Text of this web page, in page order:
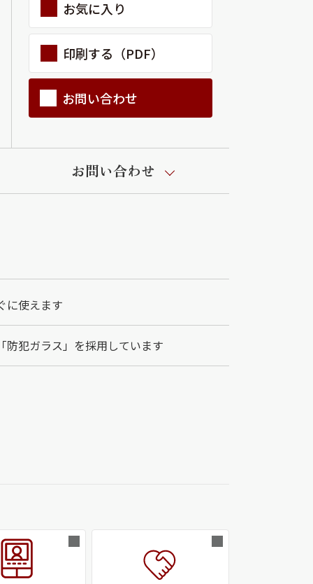
お気に入り
印刷する（PDF）
お問い合わせ
お問い合わせ
に使えます
防犯ガラス」を採用しています